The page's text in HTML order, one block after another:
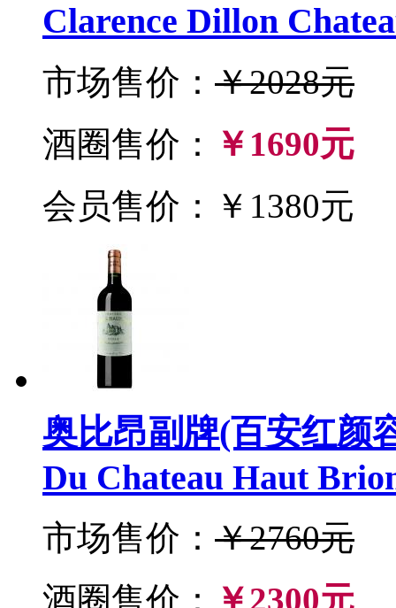
Clarence Dillon
市场售价： ￥2028元
酒圈售价：
￥1690元
会员售价：￥1380元
奥比昂副牌(百安红颜
Du Chateau Haut
市场售价： ￥2760元
酒圈售价：
￥2300元